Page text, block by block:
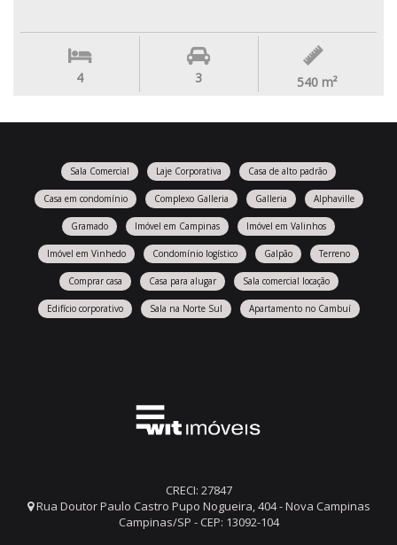
4 3 540 m²
Sala Comercial Laje Corporativa Casa de alto padrão
Casa em condomínio Complexo Galleria Galleria Alphaville
Gramado Imóvel em Campinas Imóvel em Valinhos
Imóvel em Vinhedo Condomínio logístico Galpão Terreno
Comprar casa Casa para alugar Sala comercial locação
Edifício corporativo Sala na Norte Sul Apartamento no Cambuí
CRECI: 27847
Rua Doutor Paulo Castro Pupo Nogueira, 404 - Nova Campinas
Campinas/SP - CEP: 13092-104